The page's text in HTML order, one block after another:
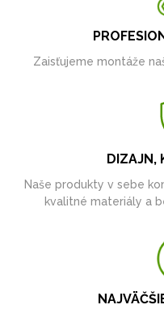
Zaisťujeme montáže
DIZAJN,
Naše produkty v sebe
kvalitné materiály a